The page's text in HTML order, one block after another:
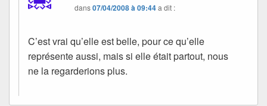
dans07/04/2008 à 09:44a dit :
C’est vrai qu’elle est belle, pour ce qu’elle
représente aussi, mais si elle était partout, nous
ne la regarderions plus.